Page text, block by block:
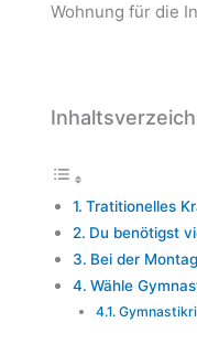
Wohnung für die
Tratitionelles
Du benötigst
Bei der
Wähle